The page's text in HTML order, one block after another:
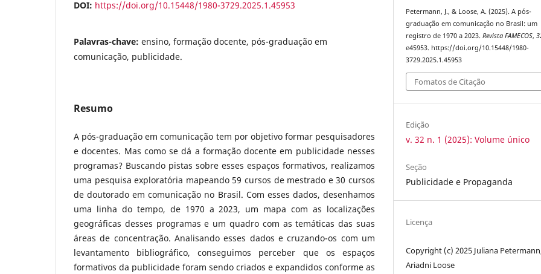
DOI: https://doi.org/10.15448/1980-3729.2025.1.45953
Palavras-chave: ensino, formação docente, pós-graduação em
comunicação, publicidade.
Resumo
A pós-graduação em comunicação tem por objetivo formar pesquisadores
e docentes. Mas como se dá a formação docente em publicidade nesses
programas? Buscando pistas sobre esses espaços formativos, realizamos
uma pesquisa exploratória mapeando 59 cursos de mestrado e 30 cursos
de doutorado em comunicação no Brasil. Com esses dados, desenhamos
uma linha do tempo, de 1970 a 2023, um mapa com as localizações
geográficas desses programas e um quadro com as temáticas das suas
áreas de concentração. Analisando esses dados e cruzando-os com um
levantamento bibliográfico, conseguimos perceber que os espaços
formativos da publicidade foram sendo criados e expandidos conforme as
Petermann, J., & Loose, A. (2025). A pós-
graduação em comunicação no Brasil: um
registro de 1970 a 2023.Revista FAMECOS,
e45953. https://doi.org/10.15448/1980-
3729.2025.1.45953
Fomatos de Citação
Edição
v. 32 n. 1 (2025): Volume único
Seção
Publicidade e Propaganda
Licença
Copyright (c) 2025 Juliana
Ariadni Loose